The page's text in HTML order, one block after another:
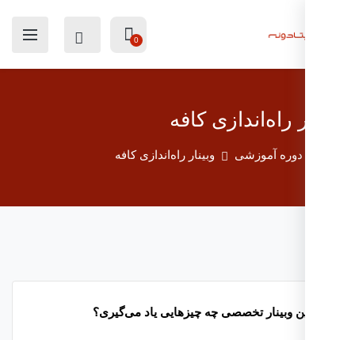
راه‌اندازی کافه
دوره آموزشی وبینار راه‌اندازی کافه
وبینار تخصصی چه چیزهایی یاد می‌گیری؟